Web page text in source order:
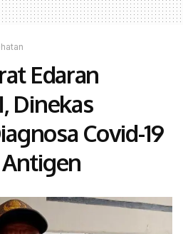
Edaran
Dinekas
Covid-19